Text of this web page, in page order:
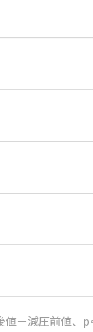
値－減圧前値、